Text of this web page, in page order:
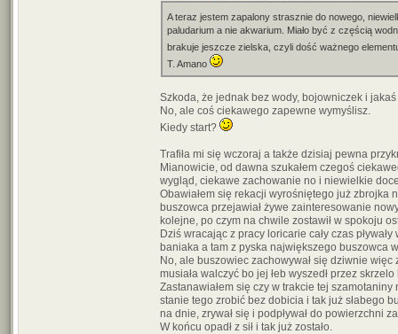
A teraz jestem zapalony strasznie do nowego,
paludarium a nie akwarium. Miało być z częścią
brakuje jeszcze zielska, czyli dość ważnego
T. Amano
Szkoda, że jednak bez wody, bojowniczek i
No, ale coś ciekawego zapewne wymyślisz.
Kiedy start?
Trafiła mi się wczoraj a także dzisiaj pewna
Mianowicie, od dawna szukałem czegoś
wygląd, ciekawe zachowanie no i niewielkie
Obawiałem się rekacji wyrośniętego już zbrojka
buszowca przejawiał żywe zainteresowanie
kolejne, po czym na chwile zostawił w spokoju
Dziś wracając z pracy loricarie cały czas
baniaka a tam z pyska największego buszowca
No, ale buszowiec zachowywał się dziwnie więc
musiała walczyć bo jej łeb wyszedł przez
Zastanawiałem się czy w trakcie tej
stanie tego zrobić bez dobicia i tak już słabego
na dnie, zrywał się i podpływał do powierzchni
W końcu opadł z sił i tak już zostało.